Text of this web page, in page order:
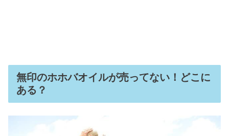
無印のホホバオイルが売ってない！どこに
ある？